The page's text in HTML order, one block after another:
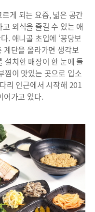
게 되는 요즘, 넓은 공간
외식을 즐길 수 있는 애
. 애니골 초입에 ‘꽁당보
계단을 올라가면 생각보
설치한 매장이 한 눈에 들
찜이 맛있는 곳으로 입소
리 인근에서 시작해 201
어가고 있다.